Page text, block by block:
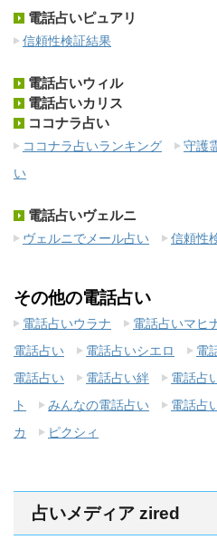
電話占いピュアリ
信頼性検証結果
電話占いウィル
電話占いカリス
ココナラ占い
ココナラ占いランキング 守護
い
電話占いヴェルニ
ヴェルニでメール占い 信頼性
その他の電話占い
電話占いウラナ 電話占いマヒ
電話占い
電話占いシエロ 電
電話占い
電話占い絆 電話占
ト
みんなの電話占い 電話占
カ
ピクシィ
占いメディア zired